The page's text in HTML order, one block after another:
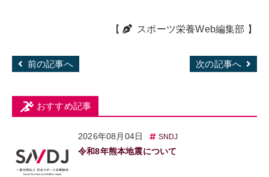
【 スポーツ栄養Web編集部 】
前の記事へ 次の記事へ
おすすめ記事
2026年08月04日 SNDJ
令和8年熊本地震について